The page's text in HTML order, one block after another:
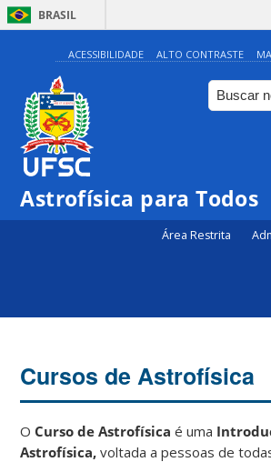
BRASIL
ACESSIBILIDADE ALTO CONTRASTE
Astrofísica para Todos
Área Restrita
Cursos de Astrofísica
O Curso de Astrofísica é uma
Astrofísica, voltada a pessoas de